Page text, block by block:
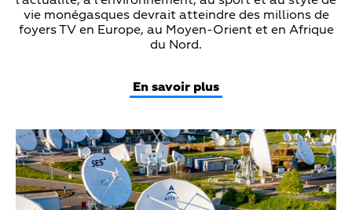
vie monégasques devrait atteindre des millions de
foyers TV en Europe, au Moyen-Orient et en Afrique
du Nord.
En savoir plus
Teaser
Media